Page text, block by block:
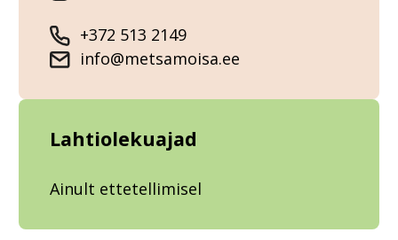
+372 513 2149
info@metsamoisa.ee
Lahtiolekuajad
Ainult ettetellimisel